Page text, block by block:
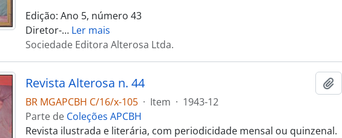
Edição: Ano 5, número 43
Diretor-… Ler mais
Sociedade Editora Alterosa Ltda.
Revista Alterosa n. 44
BR MGAPCBH C/16/x-105 · Item · 1943-12
Parte de Coleções APCBH
Revista ilustrada e literária, com periodicidade mensal ou quinzenal.